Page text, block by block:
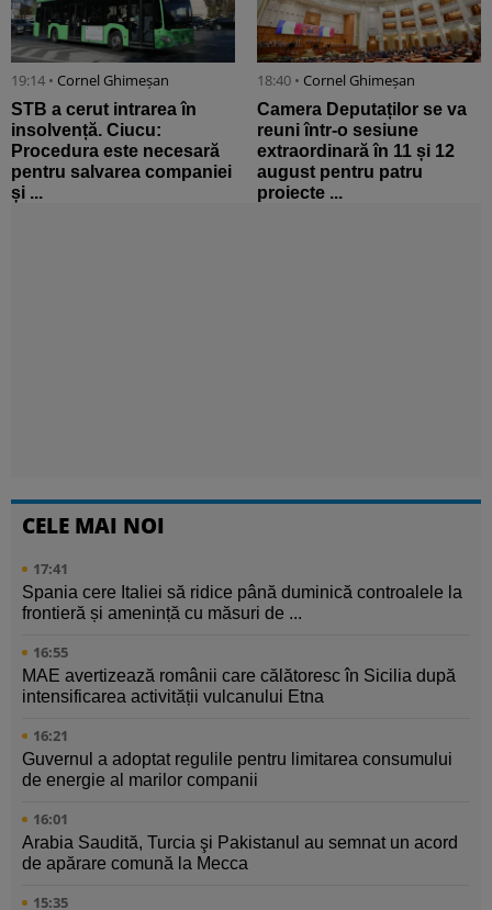
19:14 • Cornel Ghimeșan
STB a cerut intrarea în
insolvență. Ciucu:
Procedura este necesară
pentru salvarea companiei
și ...
18:40 • Cornel Ghimeșan
Camera Deputaților se va
reuni într-o sesiune
extraordinară în 11 și 12
august pentru patru
proiecte ...
CELE MAI NOI
17:41
Spania cere Italiei să ridice până duminică controalele la
frontieră și amenință cu măsuri de ...
16:55
MAE avertizează românii care călătoresc în Sicilia după
intensificarea activității vulcanului Etna
16:21
Guvernul a adoptat regulile pentru limitarea consumului
de energie al marilor companii
16:01
Arabia Saudită, Turcia şi Pakistanul au semnat un acord
de apărare comună la Mecca
15:35